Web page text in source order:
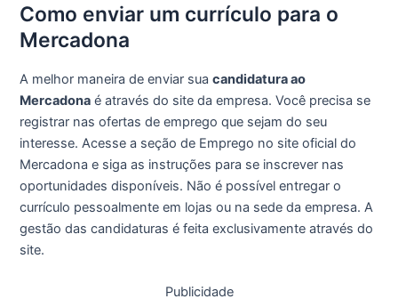
Como enviar um currículo para o
Mercadona
A melhor maneira de enviar suacandidatura ao
Mercadona é através do site da empresa. Você precisa se
registrar nas ofertas de emprego que sejam do seu
interesse. Acesse a seção de Emprego no site oficial do
Mercadona e siga as instruções para se inscrever nas
oportunidades disponíveis. Não é possível entregar o
currículo pessoalmente em lojas ou na sede da empresa. A
gestão das candidaturas é feita exclusivamente através do
site.
Publicidade